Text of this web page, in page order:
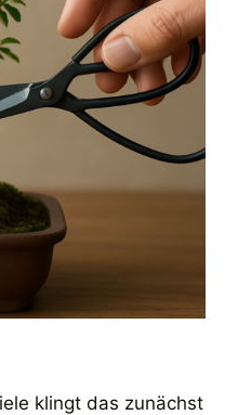
klingt das zunächst